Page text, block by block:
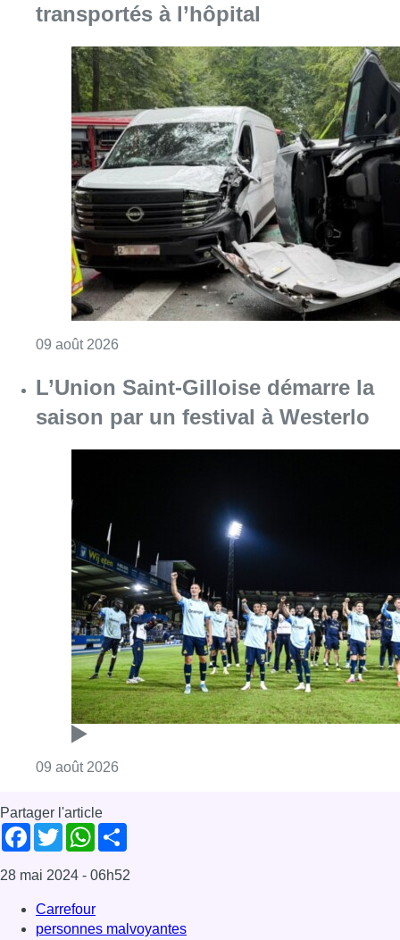
transportés à l’hôpital
09 août 2026
L’Union Saint-Gilloise démarre la
saison par un festival à Westerlo
09 août 2026
Partager l'article
Facebook
TwitterWhatsApp
28 mai 2024 - 06h52
Carrefour
personnes malvoyantes